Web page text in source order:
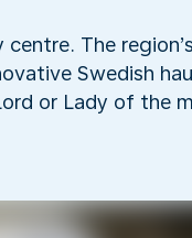
The
Swedish
or Lady of the